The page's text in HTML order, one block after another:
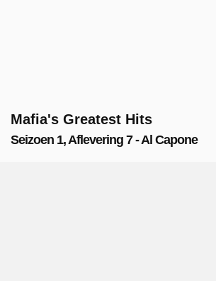
Mafia's Greatest Hits
Seizoen 1, Aflevering 7 - Al Capone